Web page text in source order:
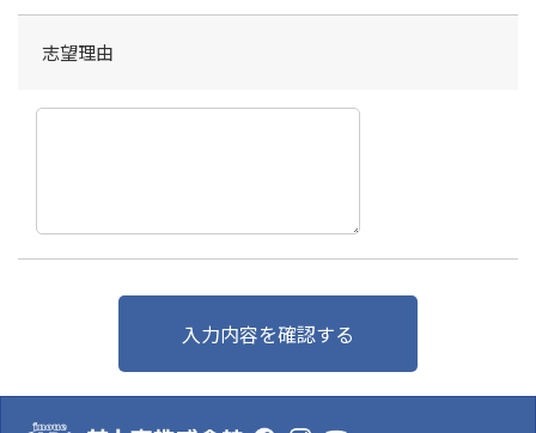
志望理由